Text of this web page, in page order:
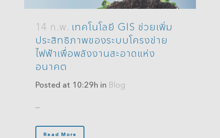
14 ก.พ. เทคโนโลยี GIS ช่วยเพิ่ม
ประสิทธิภาพของระบบโครงข่าย
ไฟฟ้าเพื่อพลังงานสะอาดแห่ง
อนาคต
Posted at 10:29h in Blog
...
Read More